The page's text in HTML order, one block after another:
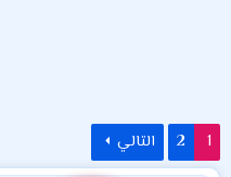
1
2 التالي